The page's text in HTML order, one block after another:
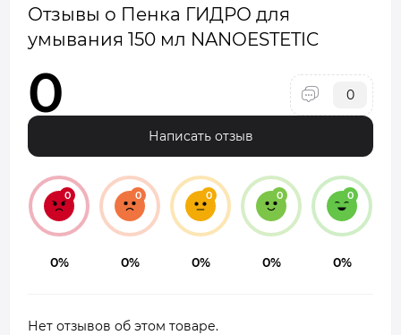
Отзывы о Пенка ГИДРО для
умывания 150 мл NANOESTETIC
0 0
Написать отзыв
0
0%
0
0%
0
0%
0
0%
0
0%
Нет отзывов об этом товаре.